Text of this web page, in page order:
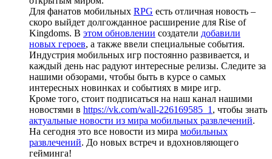
Для фанатов мобильных RPG есть отличная новость –
скоро выйдет долгожданное расширение для Rise of
Kingdoms. В этом обновлении создатели добавили
новых героев, а также ввели специальные события.
Индустрия мобильных игр постоянно развивается, и
каждый день нас радуют интересные релизы. Следите за
нашими обзорами, чтобы быть в курсе о самых
интересных новинках и событиях в мире игр.
Кроме того, стоит подписаться на наш канал нашими
новостями в https://vk.com/wall-226169585_1 , чтобы знать
актуальные новости из мира мобильных развлечений.
На сегодня это все новости из мира мобильных
развлечений. До новых встреч и вдохновляющего
гейминга!